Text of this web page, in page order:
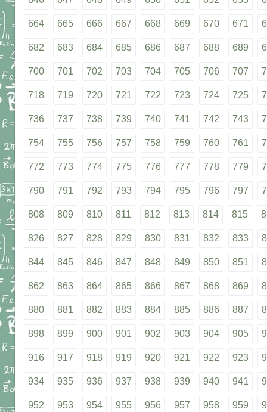
664 665 666 667 668 669 670 671
682 683 684 685 686 687 688 689
700 701 702 703 704 705 706 707
718 719 720 721 722 723 724 725
736 737 738 739 740 741 742 743
754 755 756 757 758 759 760 761
772 773 774 775 776 777 778 779
790 791 792 793 794 795 796 797
808 809 810 811 812 813 814 815
826 827 828 829 830 831 832 833
844 845 846 847 848 849 850 851
862 863 864 865 866 867 868 869
880 881 882 883 884 885 886 887
898 899 900 901 902 903 904 905
916 917 918 919 920 921 922 923
934 935 936 937 938 939 940 941
952 953 954 955 956 957 958 959